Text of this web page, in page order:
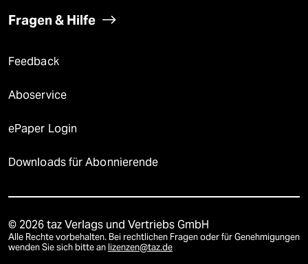
Fragen & Hilfe
Feedback
Aboservice
ePaper Login
Downloads für Abonnierende
© 2026 taz Verlags und Vertriebs GmbH
Alle Rechte vorbehalten. Bei rechtlichen Fragen oder für Genehmigungen
wenden Sie sich bitte an lizenzen@taz.de